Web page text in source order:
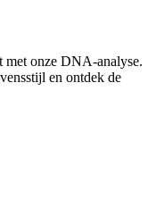
met onze DNA-analyse.
en ontdek de